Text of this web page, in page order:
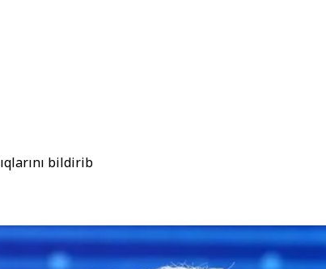
bildirib